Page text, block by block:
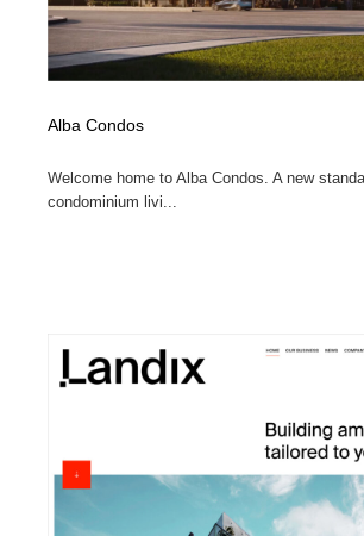
Alba Condos
Welcome home to Alba Condos. A new
condominium livi...